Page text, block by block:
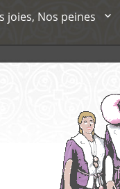
joies, Nos peines